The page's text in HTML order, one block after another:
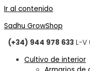
Ir al contenido
Sadhu GrowShop
(+34) 944 978 633 L-V
Cultivo de interior